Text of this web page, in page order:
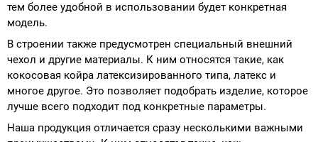
тем более удобной в использовании будет конкретная
модель.
В строении также предусмотрен специальный внешний
чехол и другие материалы. К ним относятся такие, как
кокосовая койра латексизированного типа, латекс и
многое другое. Это позволяет подобрать изделие, которое
лучше всего подходит под конкретные параметры.
Наша продукция отличается сразу несколькими важными